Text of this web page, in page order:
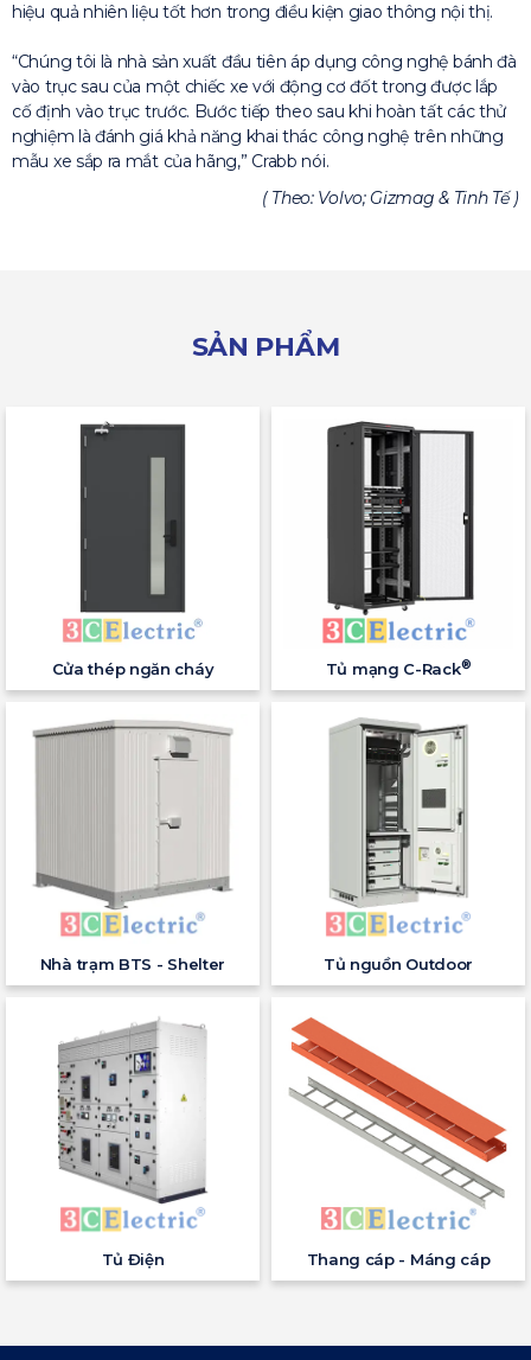
hiệu quả nhiên liệu tốt hơn trong điều kiện giao thông nội thị.
“Chúng tôi là nhà sản xuất đầu tiên áp dụng công nghệ bánh đà
vào trục sau của một chiếc xe với động cơ đốt trong được lắp
cố định vào trục trước. Bước tiếp theo sau khi hoàn tất các thử
nghiệm là đánh giá khả năng khai thác công nghệ trên những
mẫu xe sắp ra mắt của hãng,” Crabb nói.
( Theo: Volvo; Gizmag & Tinh Tế )
SẢN PHẨM
Cửa thép ngăn cháy Tủ mạng C-Rack®
Nhà trạm BTS - Shelter Tủ nguồn Outdoor
Tủ Điện Thang cáp - Máng cáp